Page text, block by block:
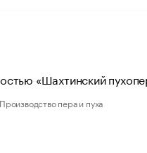
«Шахтинский
Производство пера и пуха